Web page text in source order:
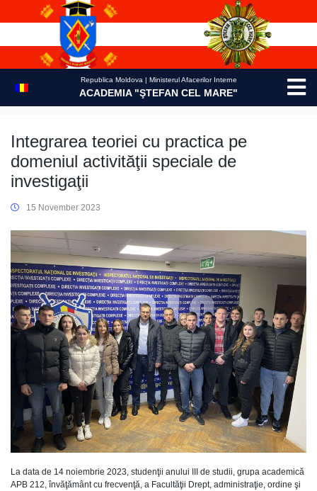
Republica Moldova | Ministerul Afacerilor Interne
ACADEMIA "ŞTEFAN CEL MARE"
Integrarea teoriei cu practica pe
domeniul activităţii speciale de
investigaţii
15 November 2023
La data de 14 noiembrie 2023, studenţii anului III de studii, grupa academică
APB 212, învăţământ cu frecvenţă, a Facultăţii Drept, administraţie, ordine şi